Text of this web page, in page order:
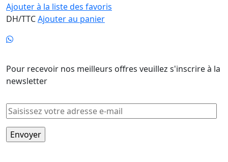
Ajouter à la liste des favoris
DH/TTCAjouter au panier
Pour recevoir nos meilleurs offres veuillez s'inscrire à la
newsletter